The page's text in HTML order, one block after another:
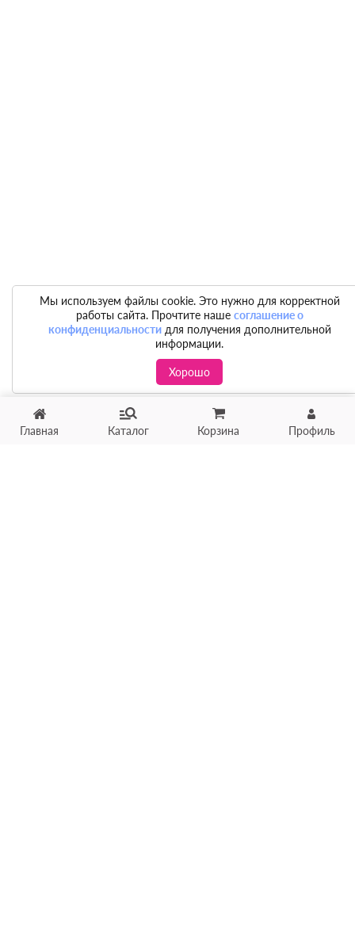
Главная Каталог Корзина Профиль
Мы используем файлы cookie. Это нужно для корректной
работы сайта. Прочтите наше соглашение о
конфиденциальностидля получения дополнительной
информации.
Хорошо